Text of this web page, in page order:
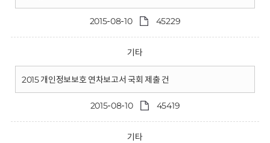
2015-08-10 45229
기타
2015 개인정보보호 연차보고서 국회 제출 건
2015-08-10 45419
기타